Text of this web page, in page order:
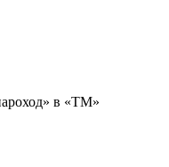
в «ТМ»